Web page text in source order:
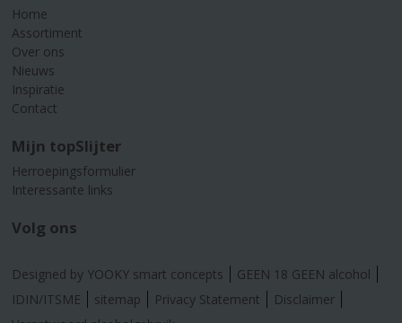
Home
Assortiment
Over ons
Nieuws
Inspiratie
Contact
Mijn topSlijter
Herroepingsformulier
Interessante links
Volg ons
Designed by YOOKY smart concepts
GEEN 18 GEEN alcohol
IDIN/ITSME
sitemap Privacy Statement
Disclaimer